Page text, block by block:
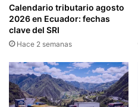
Calendario tributario agosto
2026 en Ecuador: fechas
clave del SRI
Hace 2 semanas